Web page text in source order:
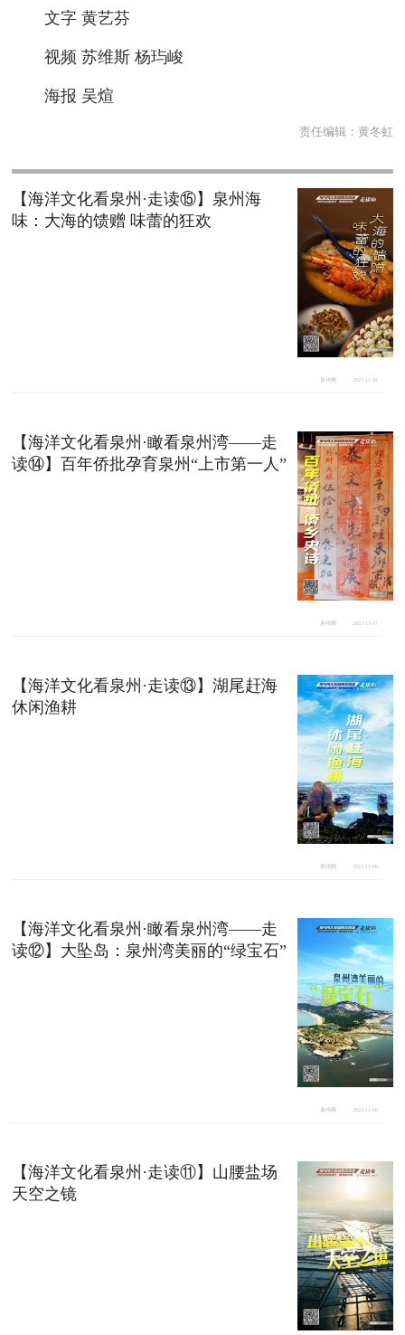
文字 黄艺芬
视频 苏维斯 杨玙峻
海报 吴煊
责任编辑： 黄冬虹
【海洋文化看泉州·走读⑮】泉州海
味：大海的馈赠 味蕾的狂欢
泉州网 2023-11-24
【海洋文化看泉州·瞰看泉州湾——走
读⑭】百年侨批孕育泉州“上市第一人”
泉州网 2023-11-17
【海洋文化看泉州·走读⑬】湖尾赶海
休闲渔耕
泉州网 2023-11-08
【海洋文化看泉州·瞰看泉州湾——走
读⑫】大坠岛：泉州湾美丽的“绿宝石”
泉州网 2023-11-06
【海洋文化看泉州·走读⑪】山腰盐场
天空之镜